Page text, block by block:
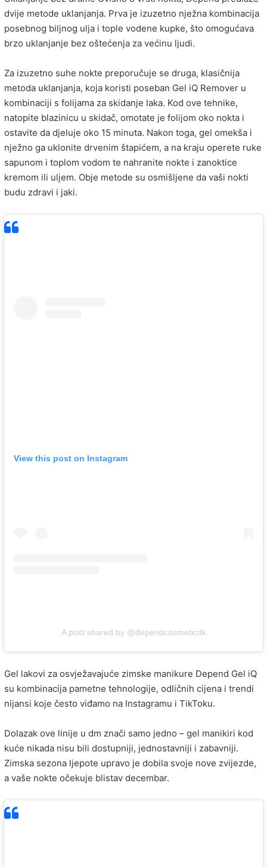
dvije metode uklanjanja. Prva je izuzetno nježna kombinacija
posebnog biljnog ulja i tople vodene kupke, što omogućava
brzo uklanjanje bez oštećenja za većinu ljudi.
Za izuzetno suhe nokte preporučuje se druga, klasičnija
metoda uklanjanja, koja koristi poseban Gel iQ Remover u
kombinaciji s folijama za skidanje laka. Kod ove tehnike,
natopite blazinicu u skidač, omotate je folijom oko nokta i
ostavite da djeluje oko 15 minuta. Nakon toga, gel omekša i
nježno ga uklonite drvenim štapićem, a na kraju operete ruke
sapunom i toplom vodom te nahranite nokte i zanoktice
kremom ili uljem. Obje metode su osmišljene da vaši nokti
budu zdravi i jaki.
View this post on Instagram
A post shared by @dependcosmeticdk
Gel lakovi za osvježavajuće zimske manikure Depend Gel iQ
su kombinacija pametne tehnologije, odličnih cijena i trendi
nijansi koje često viđamo na Instagramu i TikToku.
Dolazak ove linije u dm znači samo jedno – gel manikiri kod
kuće nikada nisu bili dostupniji, jednostavniji i zabavniji.
Zimska sezona ljepote upravo je dobila svoje nove zvijezde,
a vaše nokte očekuje blistav decembar.